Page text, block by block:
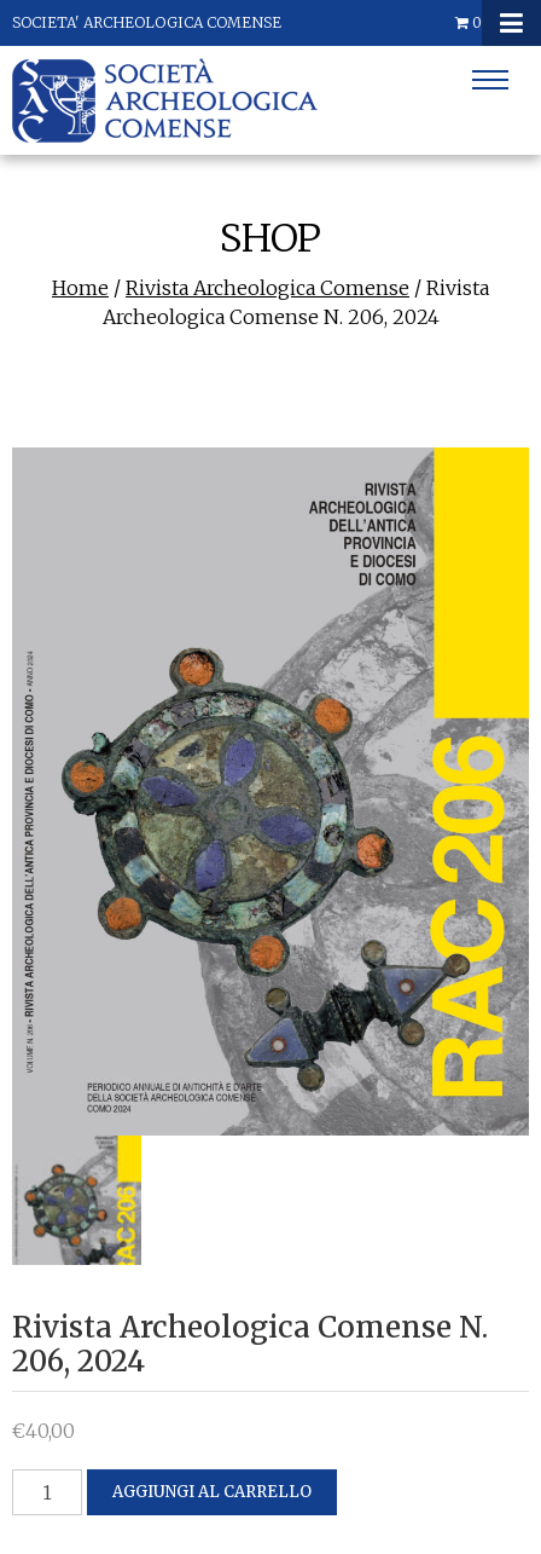
SOCIETA' ARCHEOLOGICA COMENSE 0
SHOP
Home / Rivista Archeologica Comense / Rivista
Archeologica Comense N. 206, 2024
Rivista Archeologica Comense N.
206, 2024
€40,00
Rivista
Archeologica
AGGIUNGI AL CARRELLO